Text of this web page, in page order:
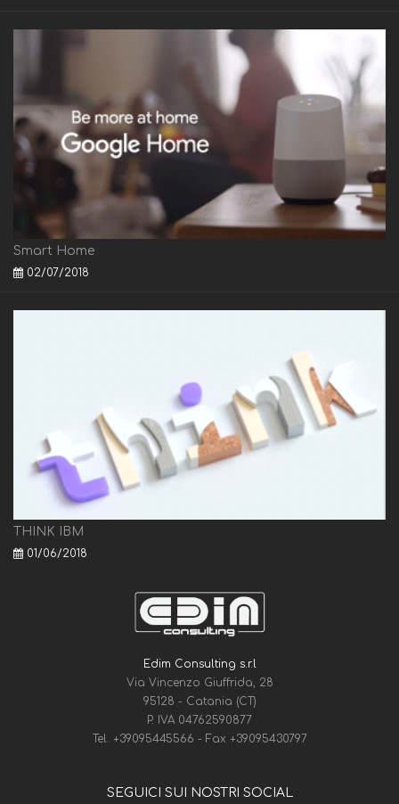
Smart Home
02/07/2018
THINK IBM
01/06/2018
Edim Consulting s.r.l
Via Vincenzo Giuffrida, 28
95128 - Catania (CT)
P. IVA 04762590877
Tel.
+39095445566 - Fax +39095430797
SEGUICI SUI NOSTRI SOCIAL